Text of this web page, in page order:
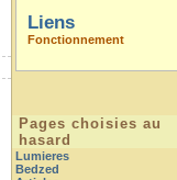
Liens
Fonctionnement
Pages choisies au
hasard
Lumieres
Bedzed